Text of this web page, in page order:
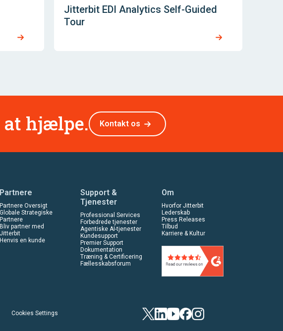
Jitterbit EDI Analytics Self-Guided
Tour
at hjælpe. Kontakt os
Partnere
Partnere Oversigt
Globale Strategiske
Partnere
Bliv partner med
Jitterbit
Henvis en kunde
Support &
Tjenester
Professional Services
Forbedrede tjenester
Agentiske AI-tjenester
Kundesupport
Premier Support
Dokumentation
Træning & Certificering
Fællesskabsforum
Om
Hvorfor Jitterbit
Lederskab
Press Releases
Tilbud
Karriere & Kultur
Cookies Settings Twitter
Linkedin
YouTube
Facebook
Instagram